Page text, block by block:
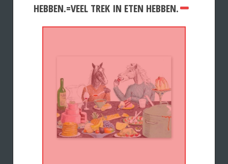
HEBBEN.=VEEL TREK IN ETEN HEBBEN.